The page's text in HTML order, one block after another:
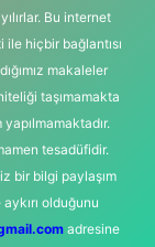
Bu internet
hiçbir bağlantısı
makaleler
taşımamakta
tesadüfidir.
bir bilgi paylaşım
olduğunu
adresine